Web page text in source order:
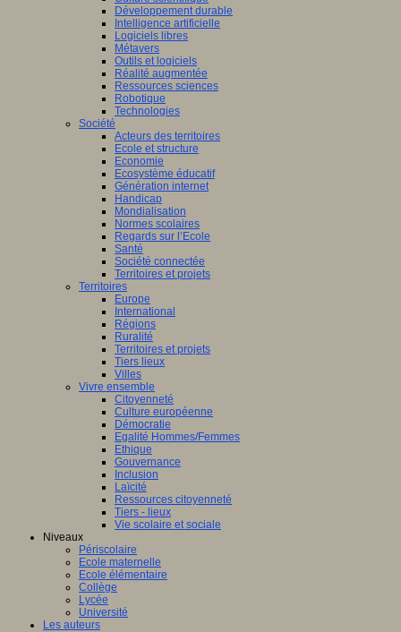
Développement durable
Intelligence artificielle
Logiciels libres
Métavers
Outils et logiciels
Réalité augmentée
Ressources sciences
Robotique
Technologies
Société
Acteurs des territoires
Ecole et structure
Economie
Ecosystème éducatif
Génération internet
Handicap
Mondialisation
Normes scolaires
Regards sur l’Ecole
Santé
Société connectée
Territoires et projets
Territoires
Europe
International
Régions
Ruralité
Territoires et projets
Tiers lieux
Villes
Vivre ensemble
Citoyenneté
Culture européenne
Démocratie
Egalité Hommes/Femmes
Ethique
Gouvernance
Inclusion
Laïcité
Ressources citoyenneté
Tiers - lieux
Vie scolaire et sociale
Niveaux
Périscolaire
Ecole maternelle
Ecole élémentaire
Collège
Lycée
Université
Les auteurs